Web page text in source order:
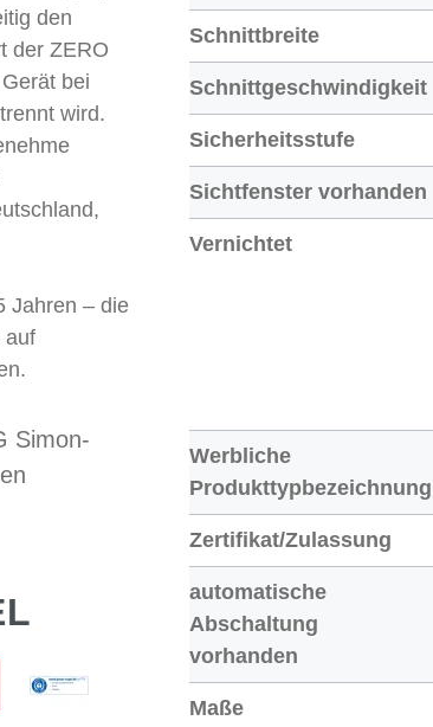
den
der ZERO
bei
wird.
Jahren – die
auf
Simon-
Schnittbreite
Schnittgeschwindigkeit
Sicherheitsstufe
Sichtfenster vorhanden
Vernichtet
Werbliche
Produkttypbezeichnung
Zertifikat/Zulassung
automatische
Abschaltung
vorhanden
Maße